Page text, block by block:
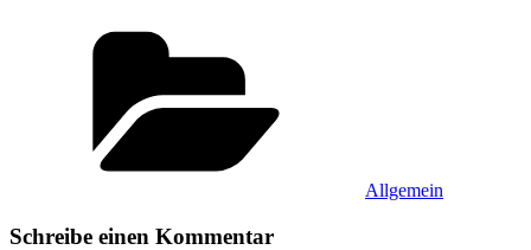
Allgemein
Schreibe einen Kommentar